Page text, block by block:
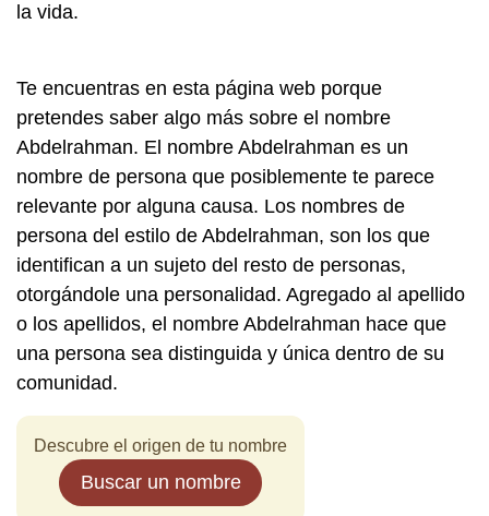
la vida.
Te encuentras en esta página web porque
pretendes saber algo más sobre el nombre
Abdelrahman. El nombre Abdelrahman es un
nombre de persona que posiblemente te parece
relevante por alguna causa. Los nombres de
persona del estilo de Abdelrahman, son los que
identifican a un sujeto del resto de personas,
otorgándole una personalidad. Agregado al apellido
o los apellidos, el nombre Abdelrahman hace que
una persona sea distinguida y única dentro de su
comunidad.
Descubre el origen de tu nombre
Buscar un nombre